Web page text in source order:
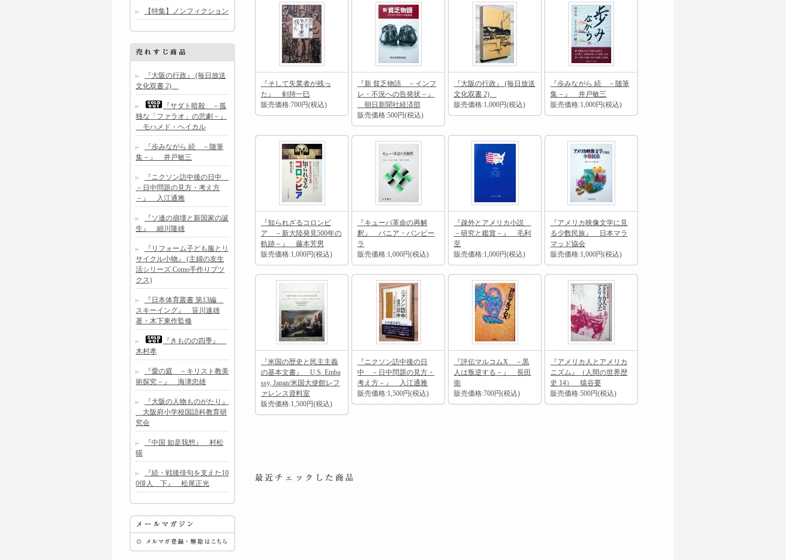
【特集】ノンフィクション
『大阪の行政』 (毎日放送
文化双書 2)
『サダト暗殺 －孤
独な「ファラオ」の悲劇－』
モハメド・ヘイカル
『歩みながら 続 －随筆
集－』 井戸敏三
『ニクソン訪中後の日中
－日中問題の見方・考え方
－』 入江通雅
『ソ連の崩壊と新国家の誕
生』 細川隆雄
『リフォーム子ども服とリ
サイクル小物』 (主婦の友生
活シリーズ Como手作りブツ
クス)
『日本体育叢書 第13編
スキーイング』 笹川速雄
著・木下東作監修
『きものの四季』
木村孝
『愛の庭 －キリスト教美
術探究－』 海津忠雄
『大阪の人物ものがたり』
大阪府小学校国語科教育研
究会
『中国 如是我想』 村松
暎
『続・戦後俳句を支えた10
0俳人 下』 松尾正光
『そして失業者が残っ
た』 剣持一巳
販売価格:700円(税込)
『新 貧乏物語 －インフ
レ・不況への告発状－』
朝日新聞社経済部
販売価格:500円(税込)
『大阪の行政』 (毎日放送
文化双書 2)
販売価格:1,000円(税込)
『歩みながら 続 －随筆
集－』 井戸敏三
販売価格:1,000円(税込)
『知られざるコロンビ
ア －新大陸発見500年の
軌跡－』 藤本芳男
販売価格:1,000円(税込)
『キューバ革命の再解
釈』 バニア・バンビー
ラ
販売価格:1,000円(税込)
『疎外とアメリカ小説
－研究と鑑賞－』 毛利
至
販売価格:1,000円(税込)
『アメリカ映像文学に見
る少数民族』 日本マラ
マッド協会
販売価格:1,000円(税込)
『米国の歴史と民主主義
の基本文書』 U.S. Emba
ssy, Japan/米国大使館レフ
ァレンス資料室
販売価格:1,500円(税込)
『ニクソン訪中後の日
中 －日中問題の見方・
考え方－』 入江通雅
販売価格:1,500円(税込)
『評伝マルコムX －黒
人は叛逆する－』 長田
衛
販売価格:700円(税込)
『アメリカ人とアメリカ
ニズム』（人間の世界歴
史 14） 猿谷要
販売価格:500円(税込)